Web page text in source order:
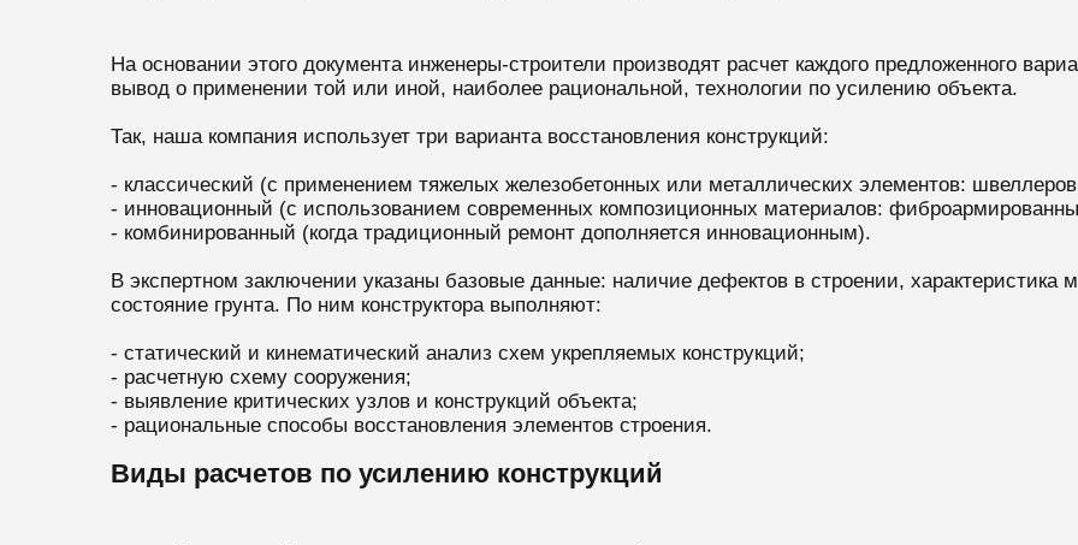
На основании этого документа инженеры-строители производят расчет каждого предложенного
вывод о применении той или иной, наиболее рациональной, технологии по усилению объекта.
Так, наша компания использует три варианта восстановления конструкций:
- классический (с применением тяжелых железобетонных или металлических элементов:
- инновационный (с использованием современных композиционных материалов:
- комбинированный (когда традиционный ремонт дополняется инновационным).
В экспертном заключении указаны базовые данные: наличие дефектов в строении,
состояние грунта. По ним конструктора выполняют:
- статический и кинематический анализ схем укрепляемых конструкций;
- расчетную схему сооружения;
- выявление критических узлов и конструкций объекта;
- рациональные способы восстановления элементов строения.
Виды расчетов по усилению конструкций